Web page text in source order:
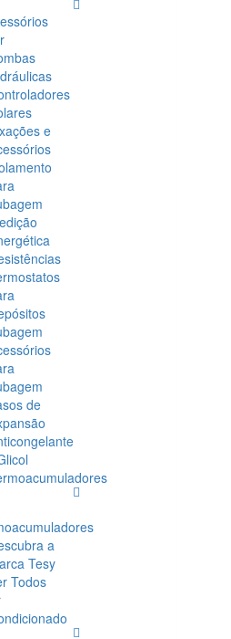
e
de
a
Tesy
Todos